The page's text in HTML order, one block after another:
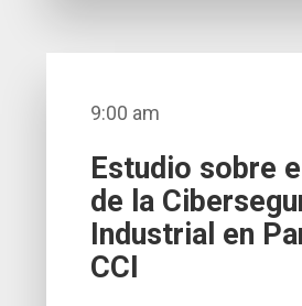
9:00 am
Estudio sobre
de la
Industrial en
CCI